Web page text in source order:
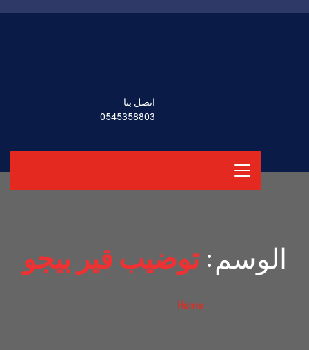
اتصل بنا
0545358803
الوسم:توضيب قير بيجو
Home